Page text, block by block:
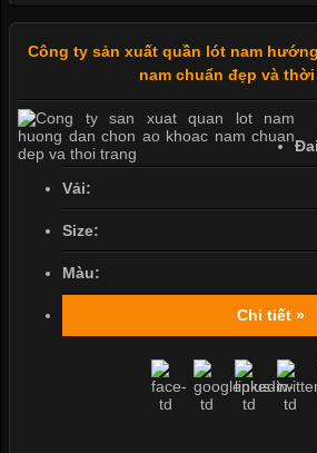
Công ty sản xuất quần lót nam
nam chuẩn đẹp và
Vải:
Size:
Màu:
Chi tiết »